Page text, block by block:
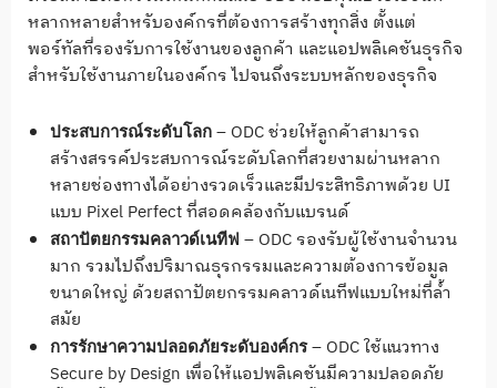
หลากหลายสำหรับองค์กรที่ต้องการสร้างทุกสิ่ง ตั้งแต่
พอร์ทัลที่รองรับการใช้งานของลูกค้า และแอปพลิเคชันธุรกิจ
สำหรับใช้งานภายในองค์กร ไปจนถึงระบบหลักของธุรกิจ
ประสบการณ์ระดับโลก – ODC ช่วยให้ลูกค้าสามารถ
สร้างสรรค์ประสบการณ์ระดับโลกที่สวยงามผ่านหลาก
หลายช่องทางได้อย่างรวดเร็วและมีประสิทธิภาพด้วย UI
แบบ Pixel Perfect ที่สอดคล้องกับแบรนด์
สถาปัตยกรรมคลาวด์เนทีฟ – ODC รองรับผู้ใช้งานจำนวน
มาก รวมไปถึงปริมาณธุรกรรมและความต้องการข้อมูล
ขนาดใหญ่ ด้วยสถาปัตยกรรมคลาวด์เนทีฟแบบใหม่ที่ล้ำ
สมัย
การรักษาความปลอดภัยระดับองค์กร– ODC ใช้แนวทาง
Secure by Design เพื่อให้แอปพลิเคชันมีความปลอดภัย